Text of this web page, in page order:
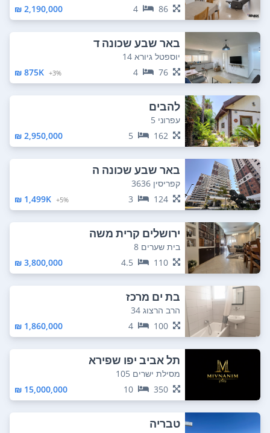
86
4
2,190,000 ₪
באר שבע שכונה ד
יוספטל גיורא 14
76
4
3%+
875K ₪
להבים
עפרוני 5
162
5
2,950,000 ₪
באר שבע שכונה ה
קפריסין 3636
124
3
5%+
1,499K ₪
ירושלים קרית משה
בית שערים 8
110
4.5
3,800,000 ₪
בת ים מרכז
הרב הרצוג 34
100
4
1,860,000 ₪
תל אביב יפו שפירא
מסילת ישרים 105
350
10
15,000,000 ₪
טבריה